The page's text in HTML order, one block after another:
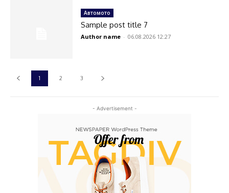
- Advertisement -
Автомото
Sample post title 7
Author name - 06.08.2026 12:27
1 2 3